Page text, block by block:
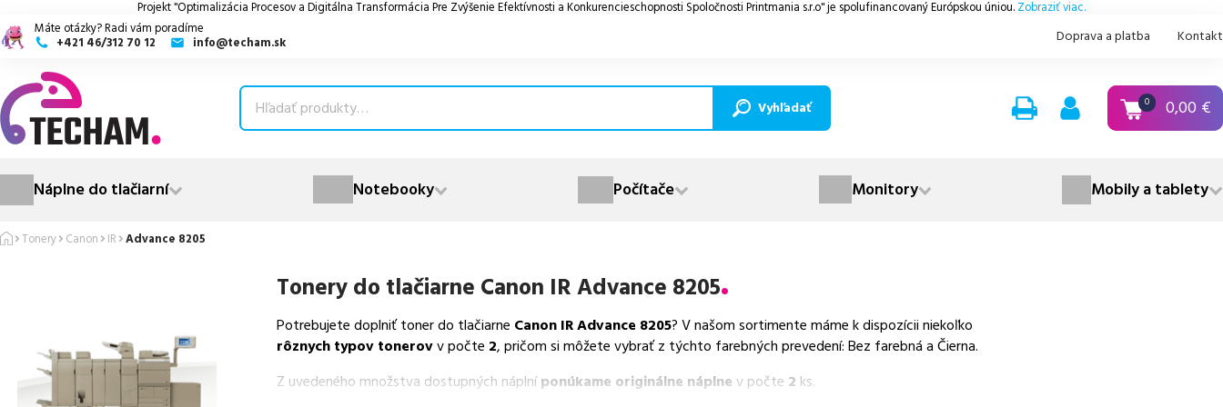
Projekt "Optimalizácia Procesov a Digitálna Transformácia Pre Zvýšenie Efektívnosti a Konkurencieschopnosti Spoločnosti Printmania s.r.o" je spolufinancovaný Európskou úniou. Zobraziť viac.
Máte otázky? Radi vám poradíme
+421 46/312 70 12
info@techam.sk Doprava a platba Kontakt
Vyhľadať 0 0,00 €
Náplne do tlačiarní Notebooky Počítače Monitory Mobily a tablety
Tonery Canon IR Advance 8205
Tonery do tlačiarne Canon IR Advance 8205
Potrebujete doplniť toner do tlačiarne Canon IR Advance 8205? V našom sortimente máme k dispozícii niekoľko
rôznych typov tonerovv počte 2, pričom si môžete vybrať z týchto farebných prevedení: Bez farebná a Čierna.
Z uvedeného množstva dostupných náplníponúkame originálne náplne v počte 2 ks.